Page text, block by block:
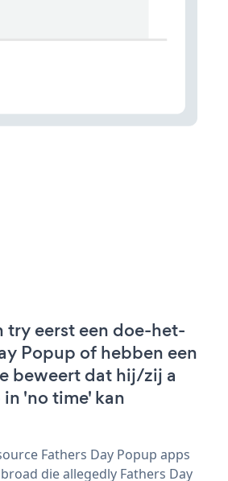
eerst een doe-het-
Popup of hebben een
beweert dat hij/zij a
'no time' kan
Fathers Day Popup apps
die allegedly Fathers Day